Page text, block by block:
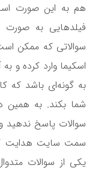
هم به این صورت
فیلدهایی به
سوالاتی که ممکن
اسکیما وارد کرده و
به گونه‌ای باشد که
شما بکند. به همین
سوالات پاسخ ندهید
سمت سایت هدایت
یکی از سوالات